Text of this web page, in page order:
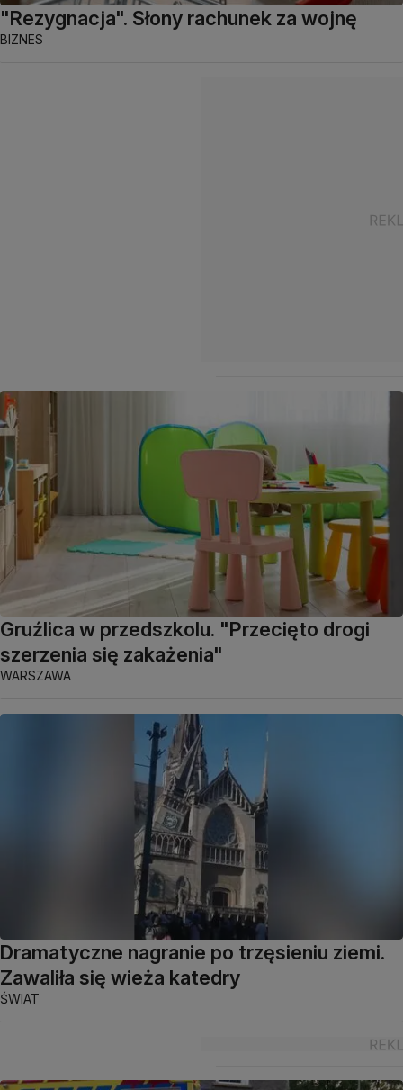
"Rezygnacja". Słony rachunek za wojnę
BIZNES
Gruźlica w przedszkolu. "Przecięto drogi
szerzenia się zakażenia"
WARSZAWA
Dramatyczne nagranie po trzęsieniu ziemi.
Zawaliła się wieża katedry
ŚWIAT